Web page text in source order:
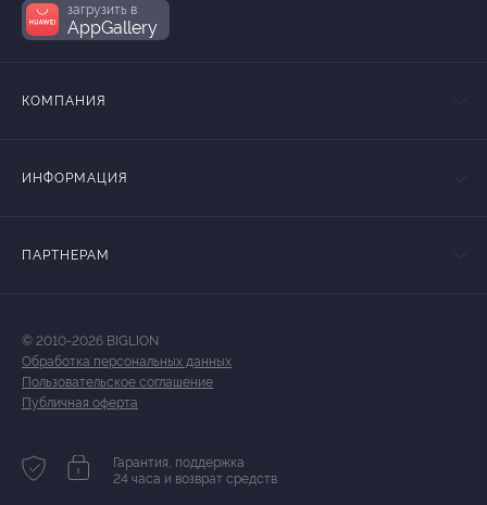
загрузить в
AppGallery
КОМПАНИЯ
ИНФОРМАЦИЯ
ПАРТНЕРАМ
© 2010-2026 BIGLION
Обработка персональных данных
Пользовательское соглашение
Публичная оферта
Гарантия, поддержка
24 часа и возврат средств